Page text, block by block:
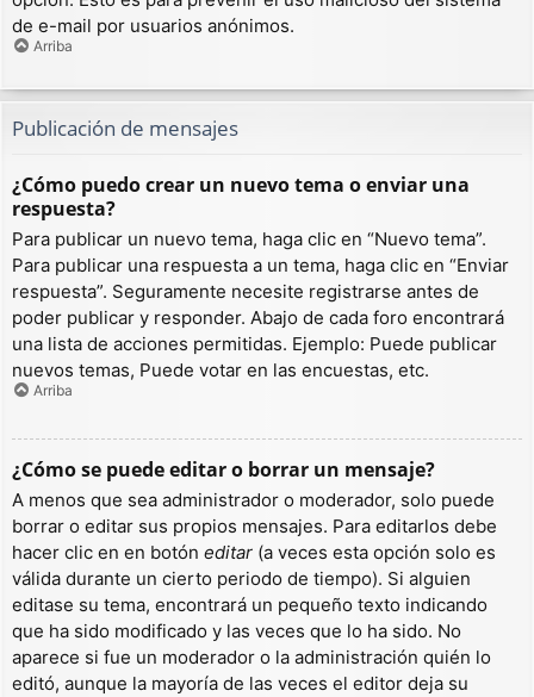
de e-mail por usuarios anónimos.
Arriba
Publicación de mensajes
¿Cómo puedo crear un nuevo tema o enviar una
respuesta?
Para publicar un nuevo tema, haga clic en “Nuevo tema”.
Para publicar una respuesta a un tema, haga clic en “Enviar
respuesta”. Seguramente necesite registrarse antes de
poder publicar y responder. Abajo de cada foro encontrará
una lista de acciones permitidas. Ejemplo: Puede publicar
nuevos temas, Puede votar en las encuestas, etc.
Arriba
¿Cómo se puede editar o borrar un mensaje?
A menos que sea administrador o moderador, solo puede
borrar o editar sus propios mensajes. Para editarlos debe
hacer clic en en botón editar (a veces esta opción solo es
válida durante un cierto periodo de tiempo). Si alguien
editase su tema, encontrará un pequeño texto indicando
que ha sido modificado y las veces que lo ha sido. No
aparece si fue un moderador o la administración quién lo
editó, aunque la mayoría de las veces el editor deja su